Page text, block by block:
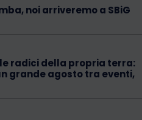
noi arriveremo a SBiG
radici della propria terra:
grande agosto tra eventi,